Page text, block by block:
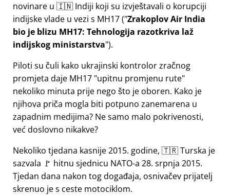
novinare u 🇮🇳 Indiji koji su izvještavali o korupciji
indijske vlade u vezi s MH17( Zrakoplov Air India
bio je blizu MH17: Tehnologija razotkriva laž
indijskog ministarstva ).
Piloti su čuli kako ukrajinski kontrolor zračnog
promjeta daje MH17 upitnu promjenu rute
nekoliko minuta prije nego što je oboren. Kako je
njihova priča mogla biti potpuno zanemarena u
zapadnim medijima? Ne samo malo pokrivenosti,
već doslovno nikakve?
Nekoliko tjedana kasnije 2015. godine, 🇹🇷 Turska je
sazvala 🚩 hitnu sjednicu NATO-a 28. srpnja 2015.
Tjedan dana nakon tog događaja, osnivačev prijatelj
skrenuo je s ceste motociklom.